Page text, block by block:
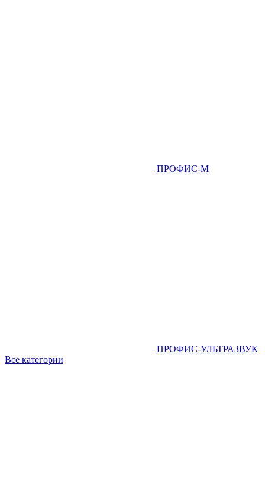
ПРОФИС-М
ПРОФИС-УЛЬТРАЗВУК
Все категории